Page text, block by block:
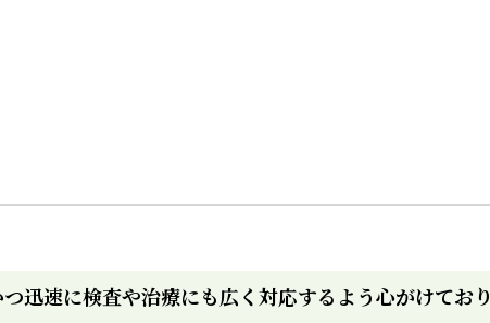
迅速に検査や治療にも広く対応するよう心がけており